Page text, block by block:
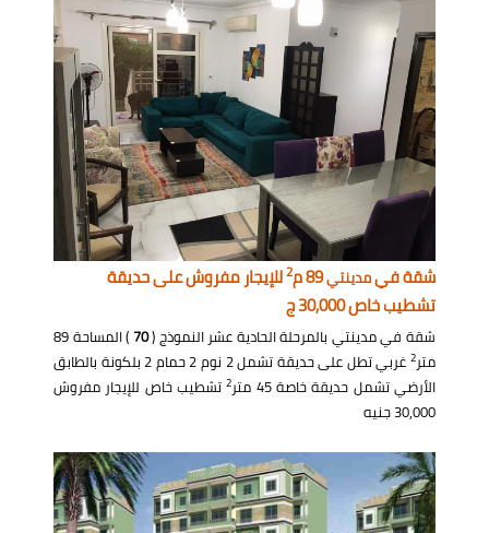
شقة فيمدينتي89 م 2للإيجار مفروش على حديقة
تشطيب خاص 30,000 ج
شقة في مدينتي بالمرحلة الحادية عشر النموذج (70
) المساحة 89
متر2
غربي تطل على حديقة تشمل 2 نوم 2 حمام 2 بلكونة بالطابق
الأرضي تشمل حديقة خاصة 45 متر
2تشطيب خاص للإيجار مفروش
30,000 جنيه